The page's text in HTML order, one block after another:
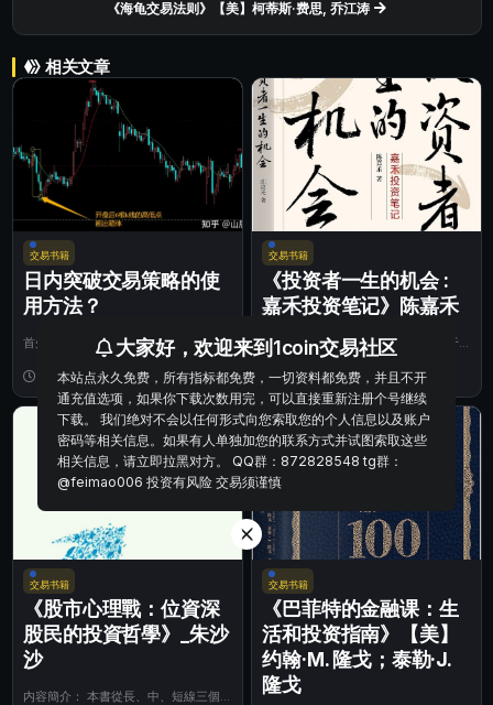
《海龟交易法则》【美】柯蒂斯·费思, 乔江涛
相关文章
交易书籍
日内突破交易策略的使
用方法？
首先在品种选择上，尽量选择波动性好
的品种。波动大代表成交活跃，资金流
动快，对日内...
1 年前 207
交易书籍
《投资者一生的机会 :
嘉禾投资笔记》陈嘉禾
内容简介： 本书源于作者陈嘉禾对于
投资认知体系中很多关键问题的思考，
论述了有关价...
2 年前 44 0
交易书籍
《股市心理戰：位資深
股民的投資哲學》_朱沙
沙
内容簡介： 本書從長、中、短線三個
交易书籍
《巴菲特的金融课：生
活和投资指南》【美】
约翰·M. 隆戈；泰勒·J.
隆戈
大家好，欢迎来到1coin交易社区
本站点永久免费，所有指标都免费，一切资料都免费，并且不开
通充值选项，如果你下载次数用完，可以直接重新注册个号继续
下载。 我们绝对不会以任何形式向您索取您的个人信息以及账户
密码等相关信息。如果有人单独加您的联系方式并试图索取这些
相关信息，请立即拉黑对方。 QQ群：872828548 tg群：
@feimao006 投资有风险 交易须谨慎